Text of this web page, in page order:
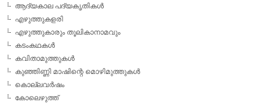
ആദ്യകാല പദ്യകൃതികള്‍
എഴുത്തുകളരി
എഴുത്തുകാരും തൂലികാനാമവും
കടംകഥകള്‍
കവിതാമുത്തുകള്‍
കുഞ്ഞിണ്ണി മാഷിന്റെ മൊഴിമുത്തുകള്‍
കൊല്ലവര്‍ഷം
കോലെഴുത്ത്